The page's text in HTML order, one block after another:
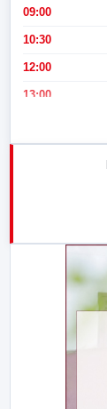
09:00
10:30
12:00
13:00